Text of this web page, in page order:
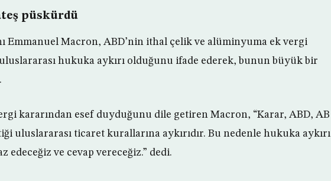
püskürdü
Emmanuel Macron, ABD’nin ithal çelik ve alüminyuma ek vergi
hukuka aykırı olduğunu ifade ederek, bunun büyük bir
kararından esef duyduğunu dile getiren Macron, “Karar, ABD, AB
uluslararası ticaret kurallarına aykırıdır. Bu nedenle hukuka aykırı
edeceğiz ve cevap vereceğiz.” dedi.